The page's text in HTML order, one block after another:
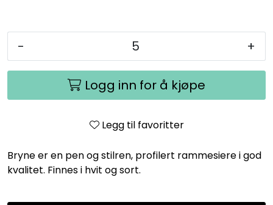
- +
Logg inn for å kjøpe
Legg til favoritter
Bryne er en pen og stilren, profilert rammesiere i god
kvalitet. Finnes i hvit og sort.